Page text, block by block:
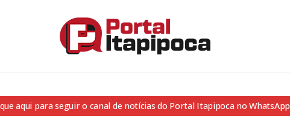
aqui para seguir o canal de notícias do Portal Itapipoca no WhatsApp